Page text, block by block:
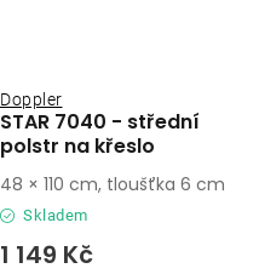
STAR 7040 - střední
polstr na křeslo
Doppler
Skladem
1 149 Kč
48 × 110 cm, tloušťka 6 cm